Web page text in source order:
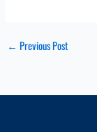
← Previous Post